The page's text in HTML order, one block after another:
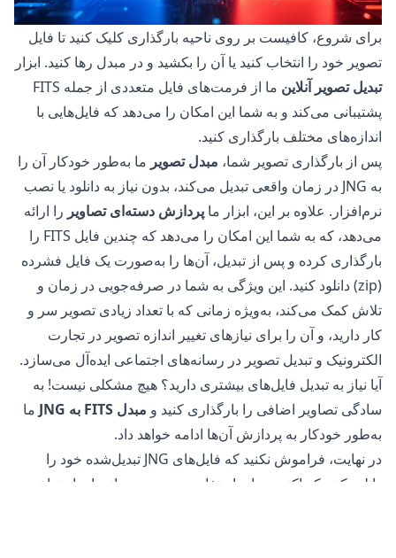
برای شروع، کافیست بر روی ناحیه بارگذاری کلیک کنید تا فایل
تصویر خود را انتخاب کنید یا آن را بکشید و در مبدل رها کنید. ابزار
تبدیل تصویر آنلاین
ما از فرمت‌های فایل متعددی از جمله FITS
پشتیبانی می‌کند و به شما این امکان را می‌دهد که فایل‌هایی با
اندازه‌های مختلف بارگذاری کنید.
پس از بارگذاری تصویر شما، مبدل تصویر ما به‌طور خودکار آن را
به JNG در زمان واقعی تبدیل می‌کند، بدون نیاز به دانلود یا نصب
نرم‌افزار. علاوه بر این، ابزار ما پردازش دسته‌ای تصاویر را ارائه
می‌دهد، که به شما این امکان را می‌دهد که چندین فایل FITS را
بارگذاری کرده و پس از تبدیل، آن‌ها را به‌صورت یک فایل فشرده
(zip) دانلود کنید. این ویژگی به شما در صرفه‌جویی در زمان و
تلاش کمک می‌کند، به‌ویژه زمانی که با تعداد زیادی تصویر سر و
کار دارید، و آن را برای نیازهای تغییر اندازه تصویر در تجارت
الکترونیک و تبدیل تصویر در رسانه‌های اجتماعی ایده‌آل می‌سازد.
آیا نیاز به تبدیل فایل‌های بیشتری دارید؟ هیچ مشکلی نیست! به
سادگی تصاویر اضافی را بارگذاری کنید و مبدل FITS به JNG
ما
به‌طور خودکار به پردازش آن‌ها ادامه خواهد داد.
در نهایت، فراموش نکنید که فایل‌های JNG تبدیل‌شده خود را
دانلود کنید که اکنون برای استفاده در وب و رسانه‌های اجتماعی